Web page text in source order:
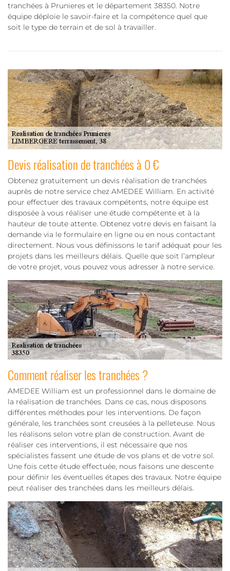
tranchées à Prunieres et le département 38350. Notre
équipe déploie le savoir-faire et la compétence quel que
soit le type de terrain et de sol à travailler.
Devis réalisation de tranchées à 0 €
Obtenez gratuitement un devis réalisation de tranchées
auprès de notre service chez AMEDEE William. En activité
pour effectuer des travaux compétents, notre équipe est
disposée à vous réaliser une étude compétente et à la
hauteur de toute attente. Obtenez votre devis en faisant la
demande via le formulaire en ligne ou en nous contactant
directement. Nous vous définissons le tarif adéquat pour les
projets dans les meilleurs délais. Quelle que soit l’ampleur
de votre projet, vous pouvez vous adresser à notre service.
Comment réaliser les tranchées ?
AMEDEE William est un professionnel dans le domaine de
la réalisation de tranchées. Dans ce cas, nous disposons
différentes méthodes pour les interventions. De façon
générale, les tranchées sont creusées à la pelleteuse. Nous
les réalisons selon votre plan de construction. Avant de
réaliser ces interventions, il est nécessaire que nos
spécialistes fassent une étude de vos plans et de votre sol.
Une fois cette étude effectuée, nous faisons une descente
pour définir les éventuelles étapes des travaux. Notre équipe
peut réaliser des tranchées dans les meilleurs délais.